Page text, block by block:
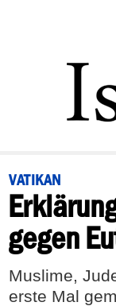
POLITIK
RECHT
FEUILLETON
DEBATTE
VATIKAN
gegen
Muslime,
erste Mal